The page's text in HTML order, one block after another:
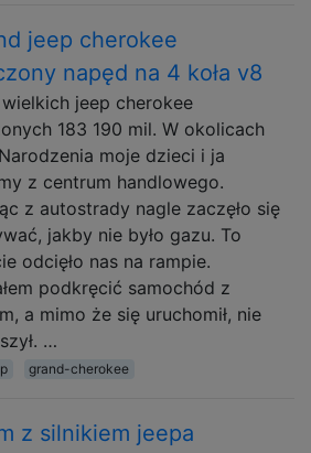
jeep cherokee
napęd na 4 koła v8
jeep cherokee
183 190 mil. W okolicach
moje dzieci i ja
z centrum handlowego.
z autostrady nagle zaczęło się
jakby nie było gazu. To
odcięło nas na rampie.
podkręcić samochód z
a mimo że się uruchomił, nie
…
grand-cherokee
z silnikiem jeepa